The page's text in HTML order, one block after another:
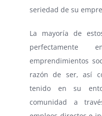
seriedad de su
La mayoría de
perfectamente
emprendimientos
razón de ser, así
tenido en su
comunidad a